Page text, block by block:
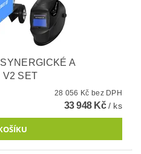
A
V2 SET
28 056 Kč bez DPH
33 948 Kč/ ks